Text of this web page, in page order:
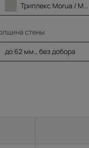
Триплекс Morua / Моруа
стены
до 62 мм., без добора